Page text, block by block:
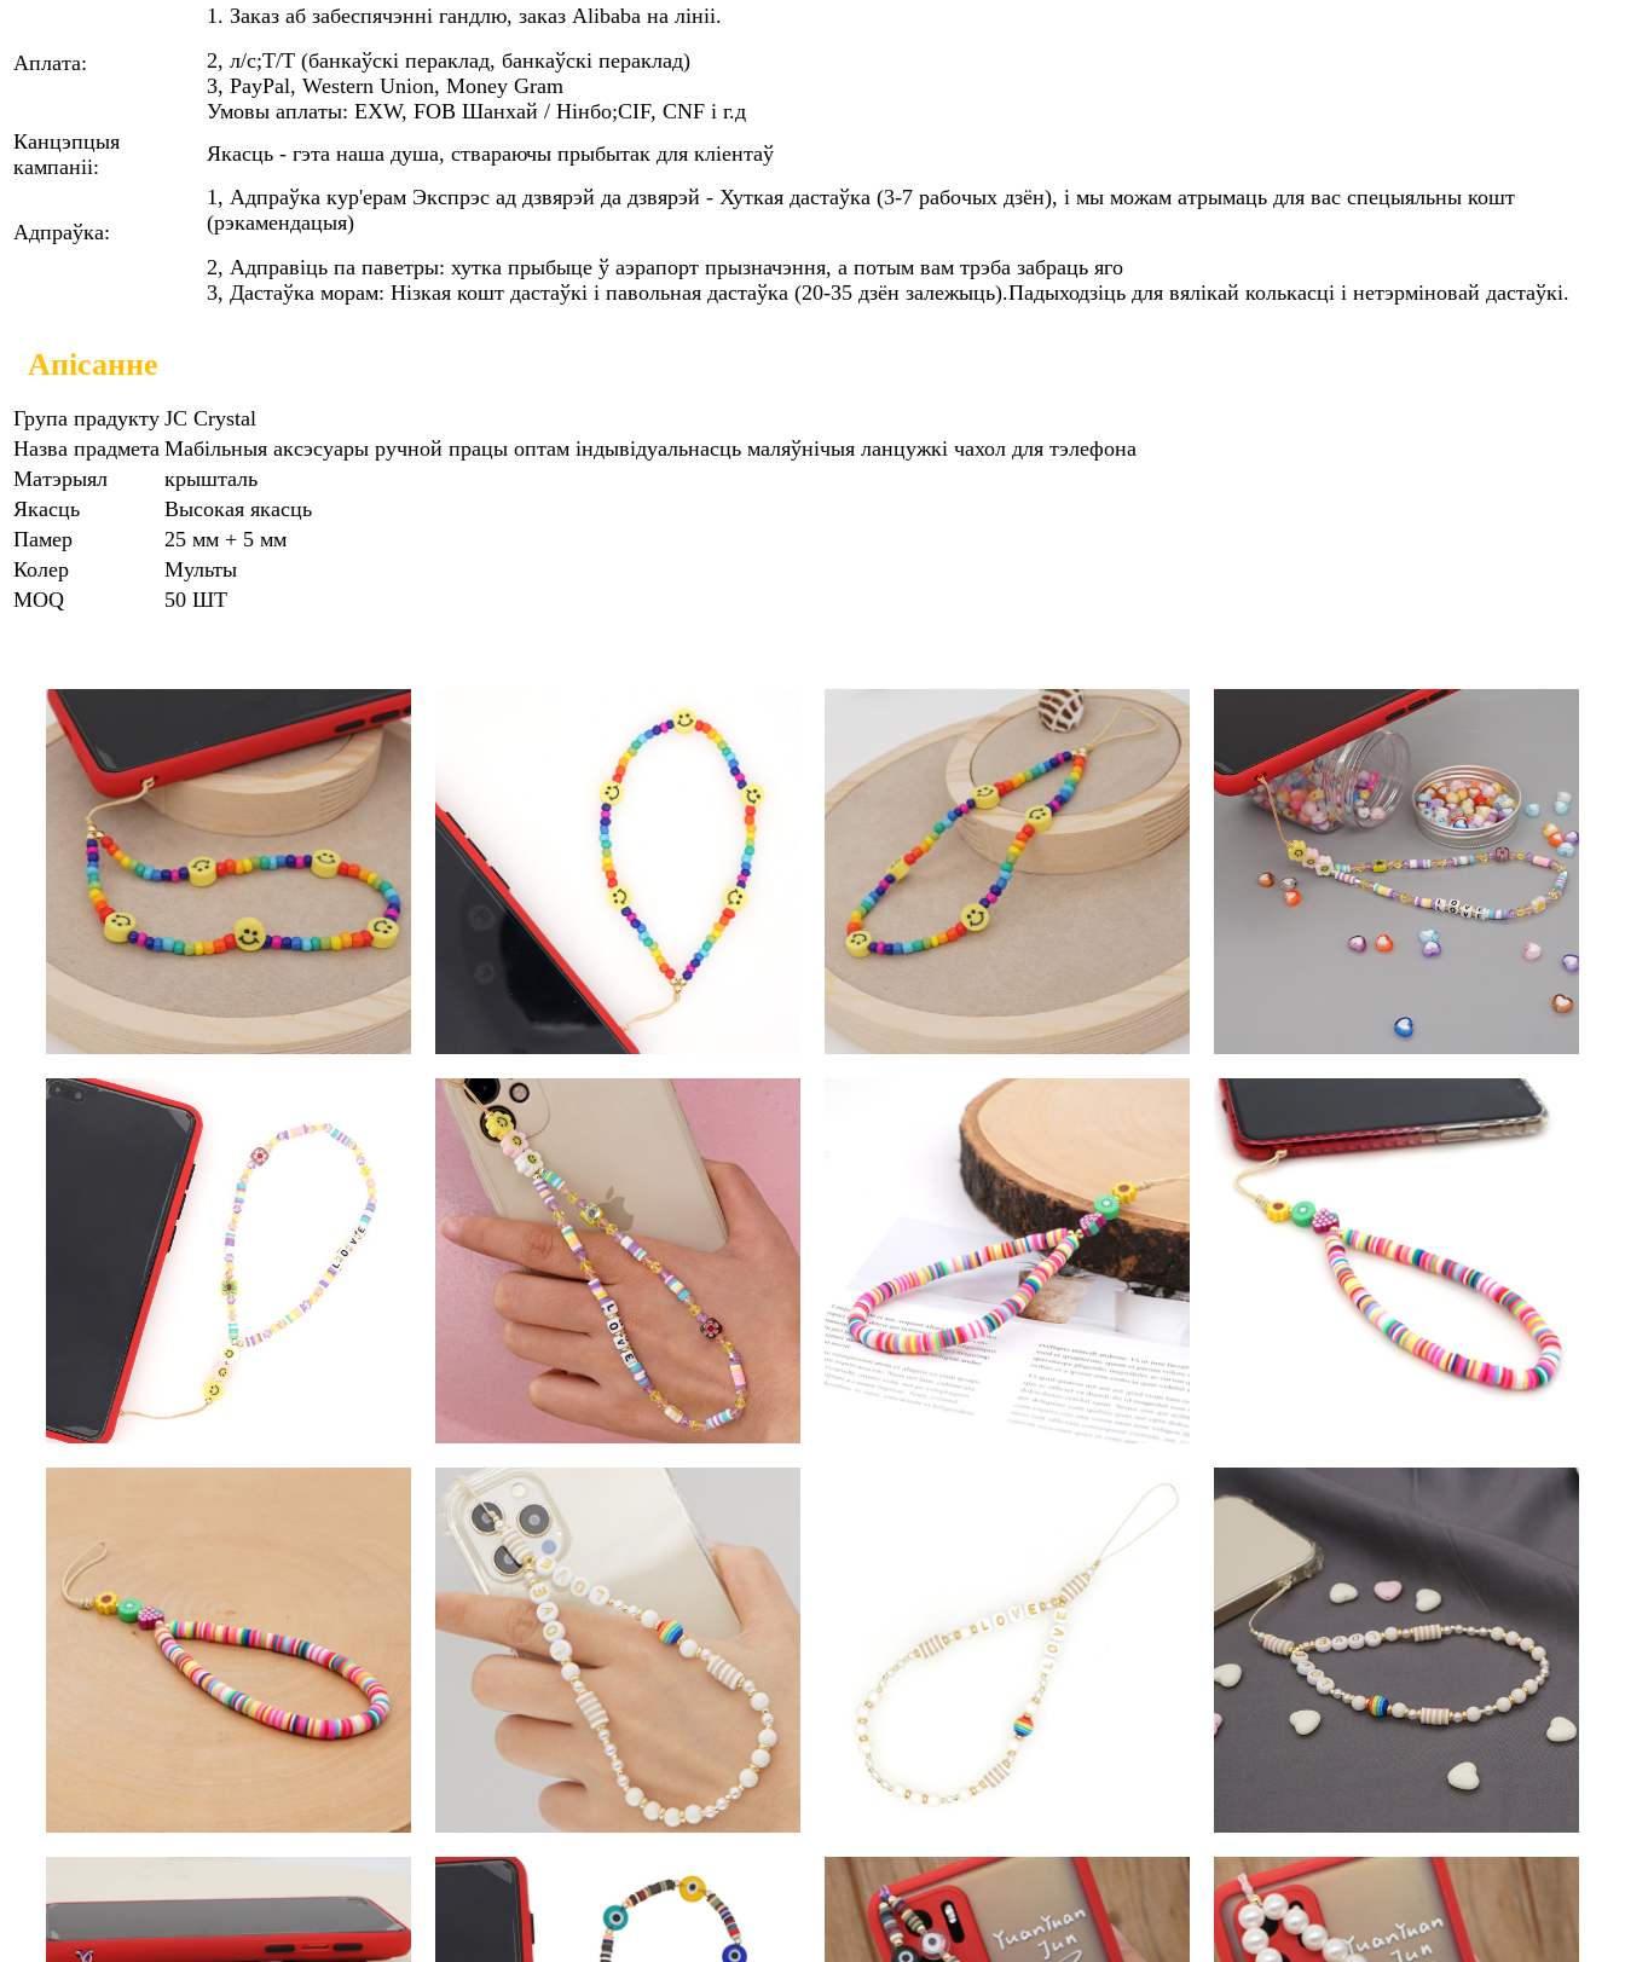
Аплата:
1. Заказ аб забеспячэнні гандлю, заказ Alibaba на лініі.
2, л/с;T/T (банкаўскі пераклад, банкаўскі пераклад)
3, PayPal, Western Union, Money Gram
Умовы аплаты: EXW, FOB Шанхай / Нінбо;CIF, CNF і г.д
Канцэпцыя
кампаніі:
Якасць - гэта наша душа, ствараючы прыбытак для кліентаў
Адпраўка:
1, Адпраўка кур'ерам Экспрэс ад дзвярэй да дзвярэй - Хуткая дастаўка (3-7 рабочых дзён), і мы можам атрымаць для вас спецыяльны кошт
(рэкамендацыя)
2, Адправіць па паветры: хутка прыбыце ў аэрапорт прызначэння, а потым вам трэба забраць яго
3, Дастаўка морам: Нізкая кошт дастаўкі і павольная дастаўка (20-35 дзён залежыць).Падыходзіць для вялікай колькасці і нетэрміновай дастаўкі.
Апісанне
Група прадукту JC Crystal
Назва прадмета Мабільныя аксэсуары ручной працы оптам індывідуальнасць маляўнічыя ланцужкі чахол для тэлефона
Матэрыял
крышталь
Якасць
Высокая якасць
Памер
25 мм + 5 мм
Колер
Мульты
MOQ
50 ШТ